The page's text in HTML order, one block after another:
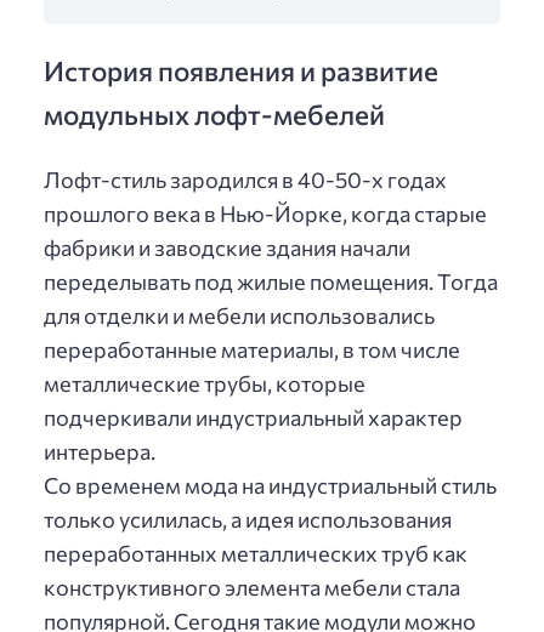
История появления и развитие
модульных лофт-мебелей
Лофт-стиль зародился в 40-50-х годах
прошлого века в Нью-Йорке, когда старые
фабрики и заводские здания начали
переделывать под жилые помещения. Тогда
для отделки и мебели использовались
переработанные материалы, в том числе
металлические трубы, которые
подчеркивали индустриальный характер
интерьера.
Со временем мода на индустриальный стиль
только усилилась, а идея использования
переработанных металлических труб как
конструктивного элемента мебели стала
популярной. Сегодня такие модули можно